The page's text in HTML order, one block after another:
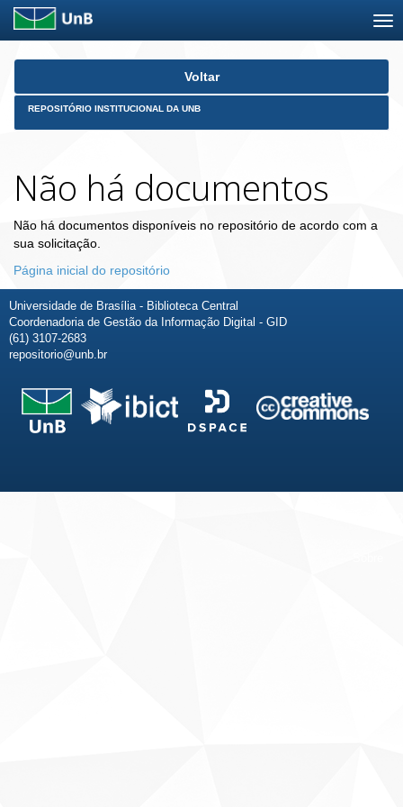
Skip
Voltar
REPOSITÓRIO INSTITUCIONAL DA UNB
Não há documentos
Não há documentos disponíveis no repositório de acordo com a
sua solicitação.
Página inicial do repositório
Universidade de Brasília - Biblioteca Central
Coordenadoria de Gestão da Informação Digital - GID
(61) 3107-2683
repositorio@unb.br